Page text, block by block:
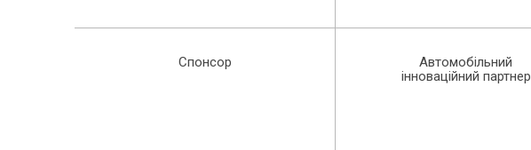
Спонсор
Автомобільний
інноваційний партнер